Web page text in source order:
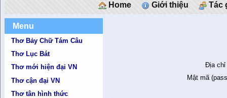
Home Giới thiệu Tác
Menu
Thơ Bảy Chữ Tám Câu
Thơ Lục Bát
Thơ mới hiện đại VN
Thơ cận đại VN
Thơ tân hình thức
Địa chỉ
Mật mã